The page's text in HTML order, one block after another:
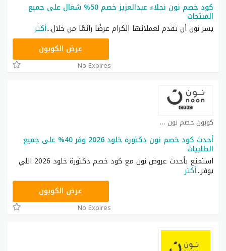
كود خصم نون نجلاء عبدالعزيز خصم 50% شغال على جميع
المنتجات
يسر نون أن تقدم لعملائها الكرام عرضًا رائعًا من خلال...أكثر
RRF24عرض الكوبون
No Expires
كوبون خصم نون كوبون
أحدث كود خصم نون دكتوره خلود 2026 وفر 40% على جميع
الطلبيات
استمتع بأحدث عروض نون مع كود خصم دكتورة خلود 2026 اللي
يوفر...أكثر
RRF24عرض الكوبون
No Expires